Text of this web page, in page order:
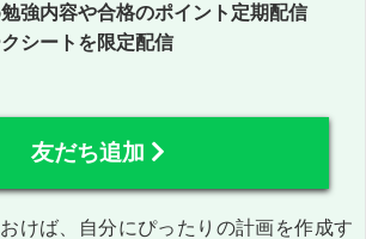
強内容や合格のポイント定期配信
シートを限定配信
友だち追加
けば、自分にぴったりの計画を作成す